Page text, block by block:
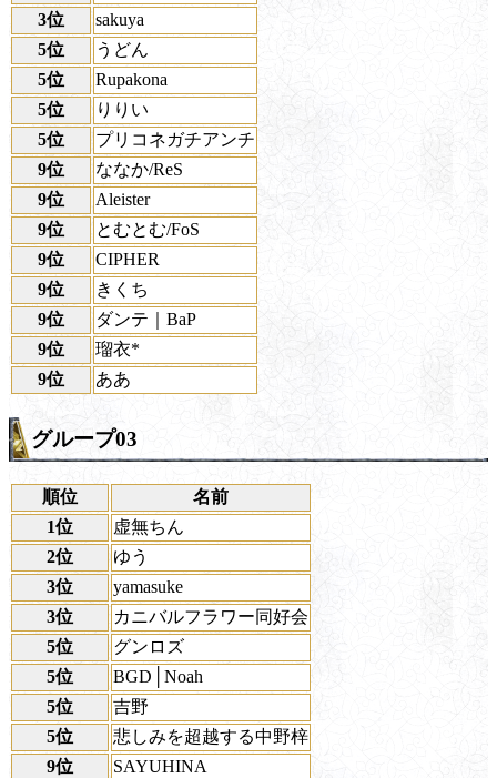
3位
sakuya
5位
うどん
5位
Rupakona
5位
りりい
5位
プリコネガチアンチ
9位
ななか/ReS
9位
Aleister
9位
とむとむ/FoS
9位
CIPHER
9位
きくち
9位
ダンテ｜BaP
9位
瑠衣*
9位
ああ
グループ03
順位
名前
1位
虚無ちん
2位
ゆう
3位
yamasuke
3位
カニバルフラワー同好会
5位
グンロズ
5位
BGD│Noah
5位
吉野
5位
悲しみを超越する中野梓
9位
SAYUHINA